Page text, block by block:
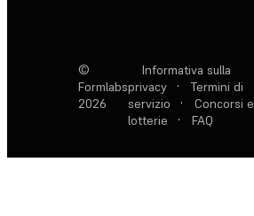
©
Formlabs
2026
Informativa sulla
privacy
·
Termini di
servizio
·
Concorsi e
lotterie
· FAQ